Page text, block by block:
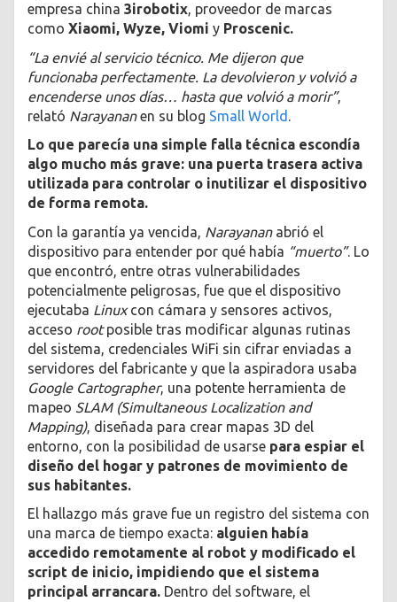
empresa china 3irobotix, proveedor de marcas
como Xiaomi, Wyze, Viomi y Proscenic.
“La envié al servicio técnico. Me dijeron que
funcionaba perfectamente. La devolvieron y volvió a
encenderse unos días… hasta que volvió a morir”,
relató Narayananen su blog Small World .
Lo que parecía una simple falla técnica escondía
algo mucho más grave: una puerta trasera activa
utilizada para controlar o inutilizar el dispositivo
de forma remota.
Con la garantía ya vencida, Narayanan abrió el
dispositivo para entender por qué había “muerto”. Lo
que encontró, entre otras vulnerabilidades
potencialmente peligrosas, fue que el dispositivo
ejecutaba Linuxcon cámara y sensores activos,
acceso rootposible tras modificar algunas rutinas
del sistema, credenciales WiFi sin cifrar enviadas a
servidores del fabricante y que la aspiradora usaba
Google Cartographer, una potente herramienta de
mapeo SLAM (Simultaneous Localization and
Mapping), diseñada para crear mapas 3D del
entorno, con la posibilidad de usarse para espiar el
diseño del hogar y patrones de movimiento de
sus habitantes.
El hallazgo más grave fue un registro del sistema con
una marca de tiempo exacta: alguien había
accedido remotamente al robot y modificado el
script de inicio, impidiendo que el sistema
principal arrancara. Dentro del software, el